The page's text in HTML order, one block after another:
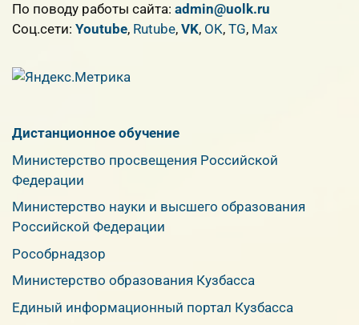
По поводу работы сайта: admin@uolk.ru
Cоц.сети: Youtube, Rutube, VK, OK, TG, Max
Дистанционное обучение
Министерство просвещения Российской
Федерации
Министерство науки и высшего образования
Российской Федерации
Рособрнадзор
Министерство образования Кузбасса
Единый информационный портал Кузбасса